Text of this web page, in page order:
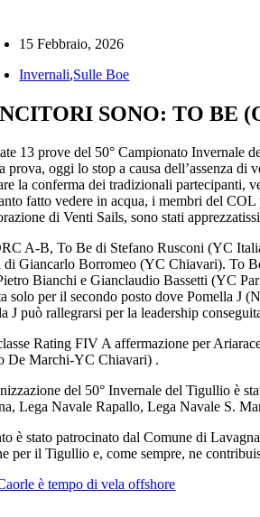
15 Febbraio, 2026
Invernali,Sulle Boe
SONO: TO BE
13 prove del 50° Campionato Invernale
prova, oggi lo stop a causa dell’assenza
la conferma dei tradizionali partecipanti,
fatto vedere in acqua, i membri del
di Venti Sails, sono stati
A-B, To Be di Stefano Rusconi (YC
di Giancarlo Borromeo (YC Chiavari). To
Bianchi e Gianclaudio Bassetti (YC
solo per il secondo posto dove Pomella J
J può rallegrarsi per la leadership
Rating FIV A affermazione per
De Marchi-YC Chiavari) .
del 50° Invernale del Tigullio è
Lega Navale Rapallo, Lega Navale S.
è stato patrocinato dal Comune di
per il Tigullio e, come sempre, ne
è tempo di vela offshore